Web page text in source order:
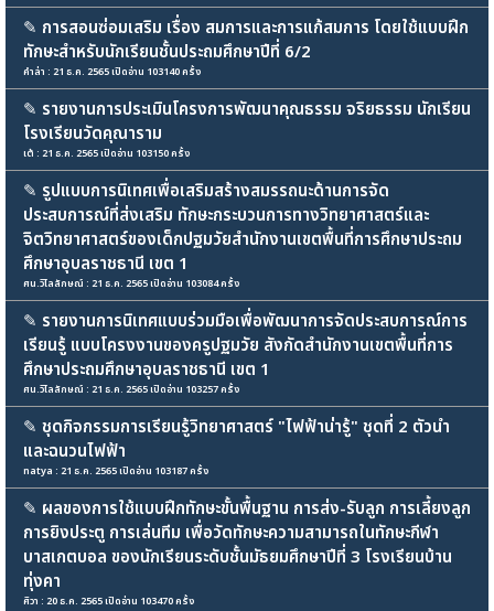
✎ การสอนซ่อมเสริม เรื่อง สมการและการแก้สมการ โดยใช้แบบฝึก
ทักษะสำหรับนักเรียนชั้นประถมศึกษาปีที่ 6/2
คำล่า : 21 ธ.ค. 2565 เปิดอ่าน 103140 ครั้ง
✎ รายงานการประเมินโครงการพัฒนาคุณธรรม จริยธรรม นักเรียน
โรงเรียนวัดคุณาราม
เต้ : 21 ธ.ค. 2565 เปิดอ่าน 103150 ครั้ง
✎ รูปแบบการนิเทศเพื่อเสริมสร้างสมรรถนะด้านการจัด
ประสบการณ์ที่ส่งเสริม ทักษะกระบวนการทางวิทยาศาสตร์และ
จิตวิทยาศาสตร์ของเด็กปฐมวัยสำนักงานเขตพื้นที่การศึกษาประถม
ศึกษาอุบลราชธานี เขต 1
ศน.วิไลลักษณ์ : 21 ธ.ค. 2565 เปิดอ่าน 103084 ครั้ง
✎ รายงานการนิเทศแบบร่วมมือเพื่อพัฒนาการจัดประสบการณ์การ
เรียนรู้ แบบโครงงานของครูปฐมวัย สังกัดสำนักงานเขตพื้นที่การ
ศึกษาประถมศึกษาอุบลราชธานี เขต 1
ศน.วิไลลักษณ์ : 21 ธ.ค. 2565 เปิดอ่าน 103257 ครั้ง
✎ ชุดกิจกรรมการเรียนรู้วิทยาศาสตร์ "ไฟฟ้าน่ารู้" ชุดที่ 2 ตัวนำ
และฉนวนไฟฟ้า
natya : 21 ธ.ค. 2565 เปิดอ่าน 103187 ครั้ง
✎ ผลของการใช้แบบฝึกทักษะขั้นพื้นฐาน การส่ง-รับลูก การเลี้ยงลูก
การยิงประตู การเล่นทีม เพื่อวัดทักษะความสามารถในทักษะกีฬา
บาสเกตบอล ของนักเรียนระดับชั้นมัธยมศึกษาปีที่ 3 โรงเรียนบ้าน
ทุ่งคา
ศิวา : 20 ธ.ค. 2565 เปิดอ่าน 103470 ครั้ง